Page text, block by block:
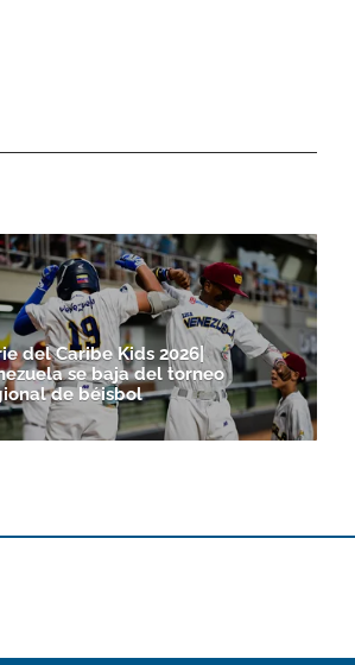
del Caribe Kids 2026|
se baja del torneo
de béisbol